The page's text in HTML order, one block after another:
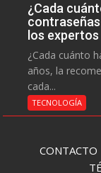
¿Cada
los expertos
¿Cada cuánto
años, la
cada...
TECNOLOGÍA
CONTACTO